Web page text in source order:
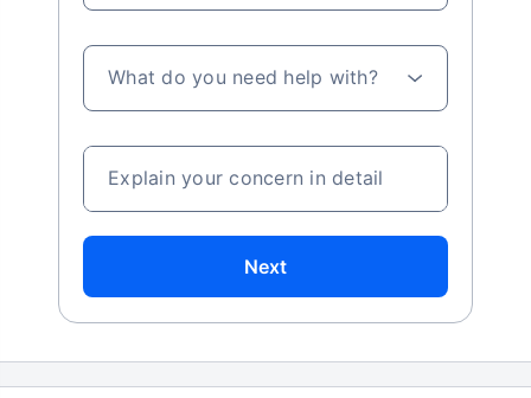
What do you need help with?
Explain your concern in detail
Next